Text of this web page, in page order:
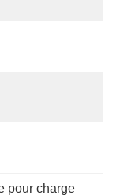
pour charge